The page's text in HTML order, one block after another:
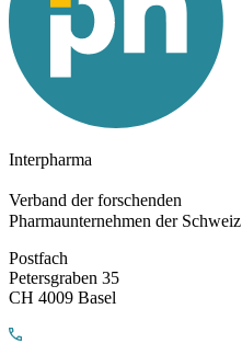
Interpharma
Verband der forschenden
Pharmaunternehmen der Schweiz
Postfach
Petersgraben 35
CH 4009 Basel